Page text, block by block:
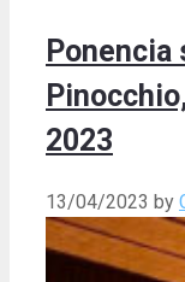
Ponencia
2023
13/04/2023 by